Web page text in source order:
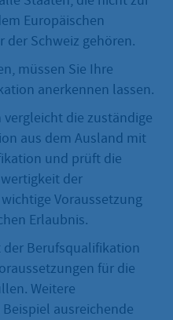
Europäischen
der Schweiz gehören.
müssen Sie Ihre
anerkennen lassen.
die zuständige
aus dem Ausland mit
und prüft die
der
Voraussetzung
Erlaubnis.
Berufsqualifikation
für die
Weitere
ausreichende